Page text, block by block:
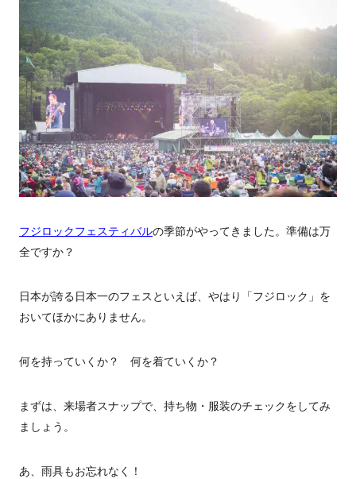
フジロックフェスティバルの季節がやってきました。準備は万
全ですか？
日本が誇る日本一のフェスといえば、やはり「フジロック」を
おいてほかにありません。
何を持っていくか？ 何を着ていくか？
まずは、来場者スナップで、持ち物・服装のチェックをしてみ
ましょう。
あ、雨具もお忘れなく！